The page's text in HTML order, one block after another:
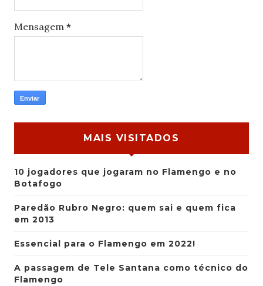
Mensagem *
MAIS VISITADOS
10 jogadores que jogaram no Flamengo e no
Botafogo
Paredão Rubro Negro: quem sai e quem fica
em 2013
Essencial para o Flamengo em 2022!
A passagem de Tele Santana como técnico do
Flamengo